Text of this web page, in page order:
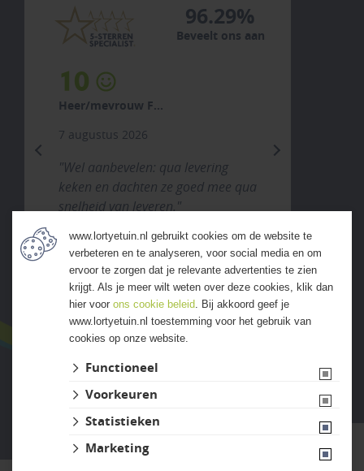
96.29%
Beveelt ons aan
10
Heer/mevrouw F...
7 augustus 2026
"Wel aanbevelen: qua levering
keken en dachten ze goed mee qua
snelheid van leveren."
previous next
ALLE ERVARINGEN
Website ontwikkeld door Lined
www.lortyetuin.nl gebruikt cookies om de website te
verbeteren en te analyseren, voor social media en om
ervoor te zorgen dat je relevante advertenties te zien
krijgt. Als je meer wilt weten over deze cookies, klik dan
hier voor ons cookie beleid. Bij akkoord geef je
www.lortyetuin.nl toestemming voor het gebruik van
cookies op onze website.
Functioneel
Voorkeuren
Statistieken
Marketing